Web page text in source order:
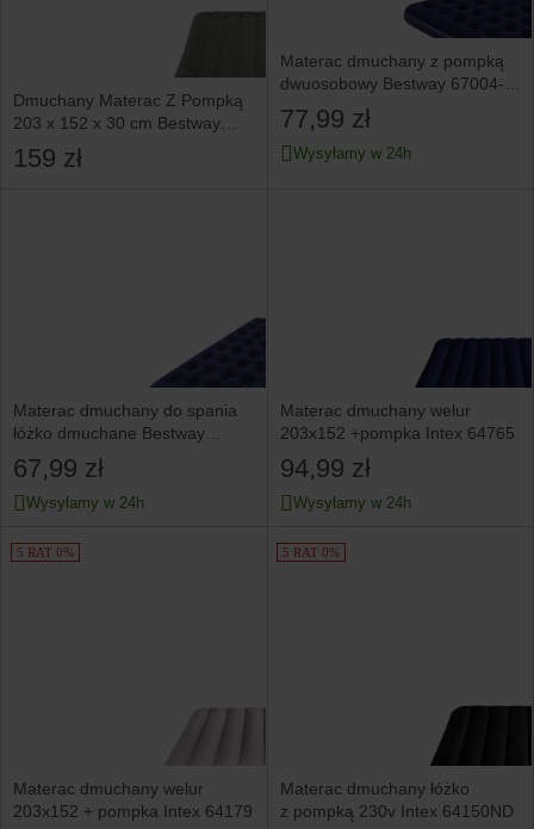
Dmuchany Materac Z Pompką
203 x 152 x 30 cm Bestway
67930
159 zł
Materac dmuchany z pompką
dwuosobowy Bestway 67004-
62002
77,99 zł
Wysyłamy w 24h
Materac dmuchany do spania
łóżko dmuchane Bestway
67003
67,99 zł
Wysyłamy w 24h
Materac dmuchany welur
203x152 +pompka Intex 64765
94,99 zł
Wysyłamy w 24h
5 RAT 0%
Materac dmuchany welur
203x152 + pompka Intex 64179
5 RAT 0%
Materac dmuchany łóżko
z pompką 230v Intex 64150ND